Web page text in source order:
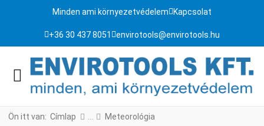
Minden ami környezetvédelem Kapcsolat
+36 30 437 8051 envirotools@envirotools.hu
Ön itt van: Címlap Meteorológia